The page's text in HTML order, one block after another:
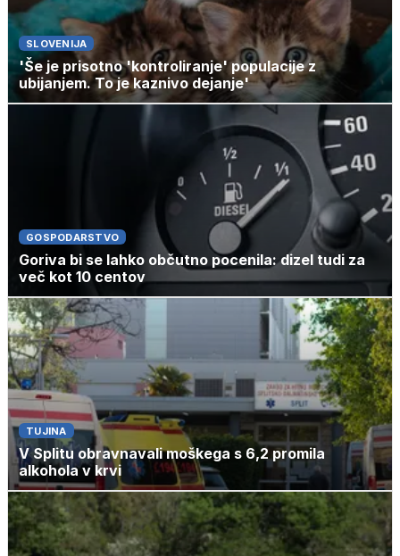
SLOVENIJA
'Še je prisotno 'kontroliranje' populacije z
ubijanjem. To je kaznivo dejanje'
GOSPODARSTVO
Goriva bi se lahko občutno pocenila: dizel tudi za
več kot 10 centov
TUJINA
V Splitu obravnavali moškega s 6,2 promila
alkohola v krvi